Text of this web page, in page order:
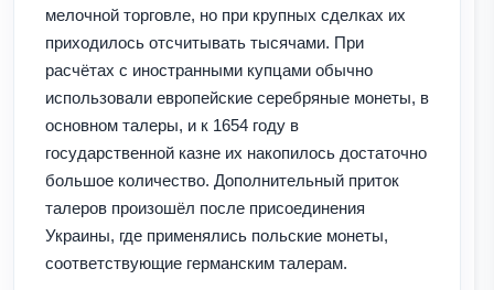
мелочной торговле, но при крупных сделках их
приходилось отсчитывать тысячами. При
расчётах с иностранными купцами обычно
использовали европейские серебряные монеты, в
основном талеры, и к 1654 году в
государственной казне их накопилось достаточно
большое количество. Дополнительный приток
талеров произошёл после присоединения
Украины, где применялись польские монеты,
соответствующие германским талерам.